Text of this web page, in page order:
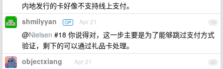
内地发行的卡好像不支持线上支付。
19
shmilyyan OP Apr 21
@Nielsen #18 你说得对，这一步主要是为了能够跳过支付方式
验证，剩下的可以通过礼品卡处理。
20
objectxiang Apr 21